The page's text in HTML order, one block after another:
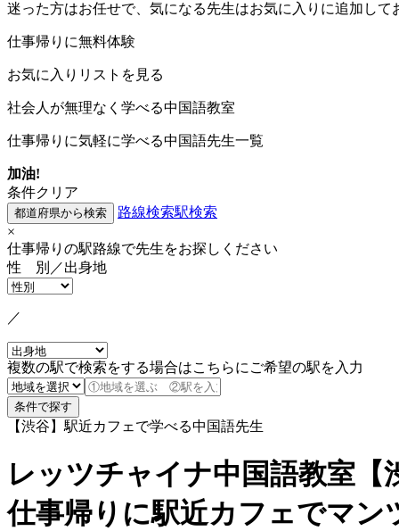
迷った方はお任せで、気になる先生はお気に入りに追加して
仕事帰りに無料体験
お気に入りリストを見る
社会人が無理なく学べる中国語教室
仕事帰りに気軽に学べる中国語先生一覧
加油!
条件クリア
路線検索駅検索
×
仕事帰りの駅路線で先生をお探しください
性 別／出身地
／
複数の駅で検索をする場合はこちらにご希望の駅を入力
【渋谷】駅近カフェで学べる中国語先生
レッツチャイナ中国語教室【
仕事帰りに駅近カフェでマン